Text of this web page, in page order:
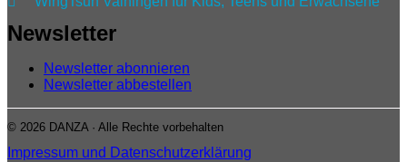
Newsletter
Newsletter abonnieren
Newsletter abbestellen
© 2026 DANZA · Alle Rechte vorbehalten
Impressum und Datenschutzerklärung